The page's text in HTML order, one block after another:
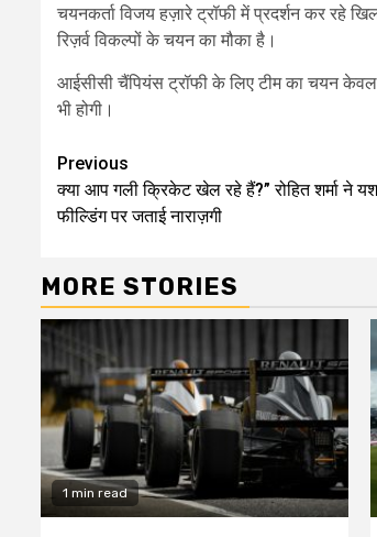
चयनकर्ता विजय हज़ारे ट्रॉफी में प्रदर्शन कर रहे
रिज़र्व विकल्पों के चयन का मौका है।
आईसीसी चैंपियंस ट्रॉफी के लिए टीम का चयन
भी होगी।
Continue
Reading
Previous
क्या आप गली क्रिकेट खेल रहे हैं?” रोहित शर्मा ने
फील्डिंग पर जताई नाराज़गी
MORE STORIES
1 min read